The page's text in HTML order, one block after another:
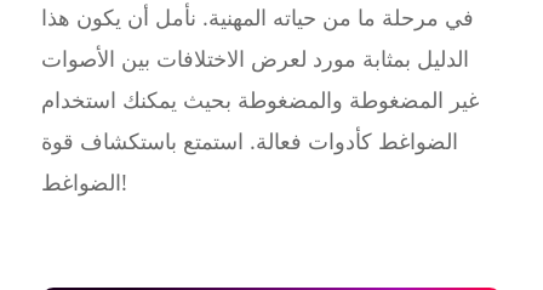
في مرحلة ما من حياته المهنية. نأمل أن يكون هذا
الدليل بمثابة مورد لعرض الاختلافات بين الأصوات
غير المضغوطة والمضغوطة بحيث يمكنك استخدام
الضواغط كأدوات فعالة. استمتع باستكشاف قوة
الضواغط!